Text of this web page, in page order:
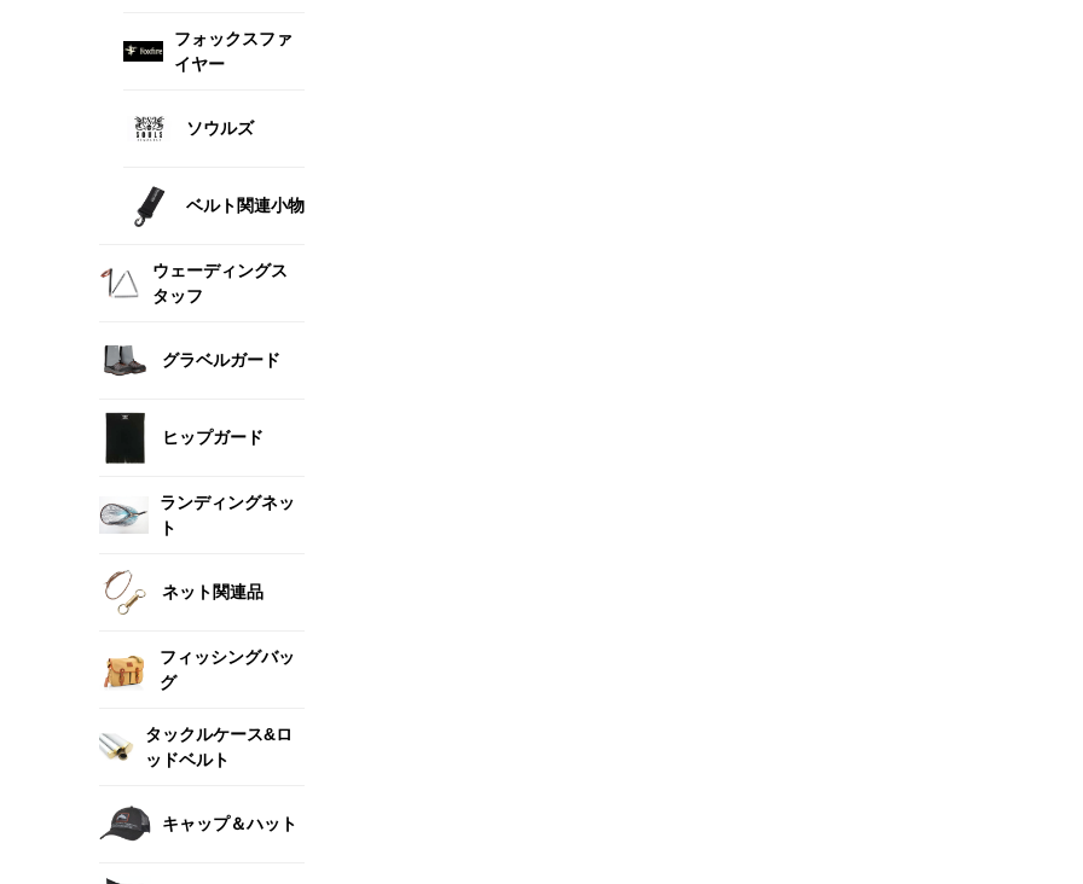
フォックスファ
イヤー
ソウルズ
ベルト関連小物
ウェーディングス
タッフ
グラベルガード
ヒップガード
ランディングネッ
ト
ネット関連品
フィッシングバッ
グ
タックルケース&ロ
ッドベルト
キャップ＆ハット